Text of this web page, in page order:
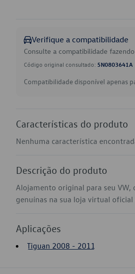
Verifique a compatibilidade
Consulte a compatibilidade
Código original consultado: 5N0803641A
Compatibilidade disponível apenas
Características do produto
Nenhuma característica
Descrição do produto
Alojamento original para seu VW,
genuínas na sua loja virtual oficial
Aplicações
Tiguan 2008 - 2011